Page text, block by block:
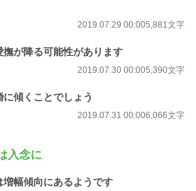
件
2019.07.29 00:005,881文字
が降る可能性があります
2019.07.30 00:005,390文字
傾くことでしょう
2019.07.31 00:006,066文字
入念に
幅傾向にあるようです